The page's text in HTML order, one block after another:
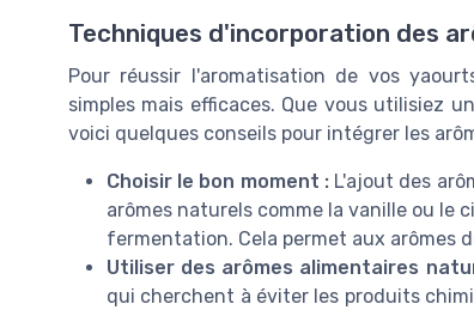
Techniques d'incorporation des
Pour réussir l'aromatisation de vos
simples mais efficaces. Que vous utilisiez
voici quelques conseils pour intégrer les
Choisir le bon moment :L'ajout des
arômes naturels comme la vanille ou le
fermentation. Cela permet aux arômes
Utiliser des arômes alimentaires
qui cherchent à éviter les produits